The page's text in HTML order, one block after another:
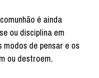
é ainda
ou disciplina em
de pensar e os
ou destroem.